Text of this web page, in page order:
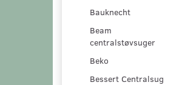
Bauknecht
Beam
centralstøvsuger
Beko
Bessert Centralsug